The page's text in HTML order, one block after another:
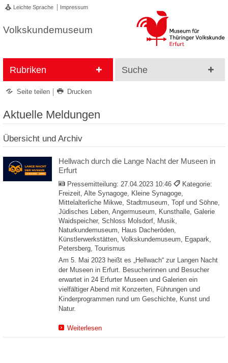
Leichte Sprache Impressum
Volkskundemuseum
Rubriken Suche
Seite teilen Drucken
Aktuelle Meldungen
Übersicht und Archiv
Hellwach durch die Lange Nacht der Museen in
Erfurt
Pressemitteilung: 27.04.2023 10:46
Kategorie:
Freizeit, Alte Synagoge, Kleine Synagoge,
Mittelalterliche Mikwe, Stadtmuseum, Topf und Söhne,
Jüdisches Leben, Angermuseum, Kunsthalle, Galerie
Waidspeicher, Schloss Molsdorf, Musik,
Naturkundemuseum, Haus Dacheröden,
Künstlerwerkstätten, Volkskundemuseum, Egapark,
Petersberg, Tourismus
Am 5. Mai 2023 heißt es „Hellwach“ zur Langen Nacht
der Museen in Erfurt. Besucherinnen und Besucher
erwartet in 24 Erfurter Museen und Galerien ein
vielfältiger Abend mit Konzerten, Führungen und
Kinderprogrammen rund um Geschichte, Kunst und
Natur.
Weiterlesen